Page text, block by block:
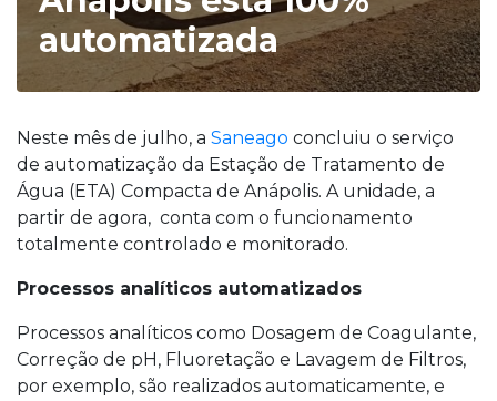
automatizada
Neste mês de julho, a Saneago concluiu o serviço
de automatização da Estação de Tratamento de
Água (ETA) Compacta de Anápolis. A unidade, a
partir de agora, conta com o funcionamento
totalmente controlado e monitorado.
Processos analíticos automatizados
Processos analíticos como Dosagem de Coagulante,
Correção de pH, Fluoretação e Lavagem de Filtros,
por exemplo, são realizados automaticamente, e